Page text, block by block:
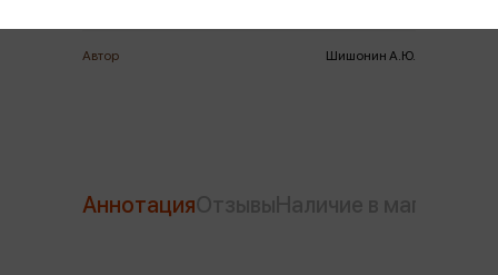
Автор Шишонин А.Ю.
Аннотация